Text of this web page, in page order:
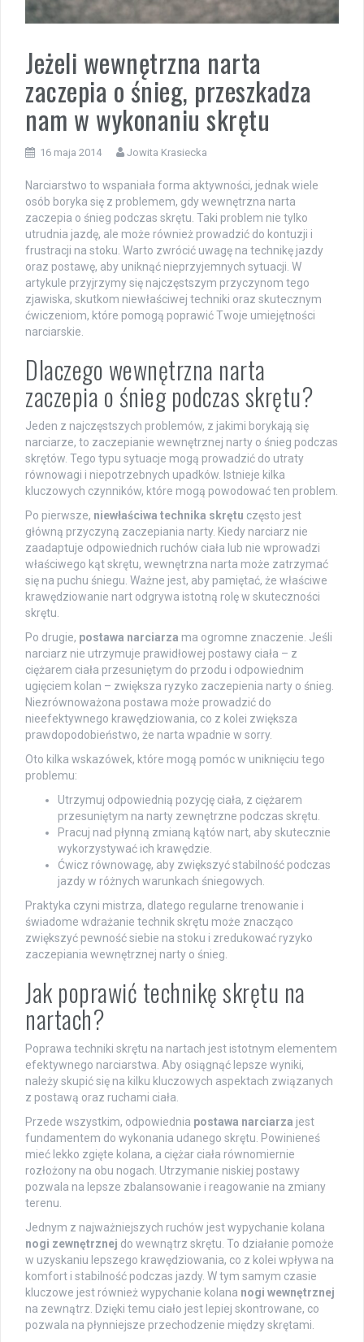
Jeżeli wewnętrzna narta
zaczepia o śnieg, przeszkadza
nam w wykonaniu skrętu
16 maja 2014 Jowita Krasiecka
Narciarstwo to wspaniała forma aktywności, jednak wiele
osób boryka się z problemem, gdy wewnętrzna narta
zaczepia o śnieg podczas skrętu. Taki problem nie tylko
utrudnia jazdę, ale może również prowadzić do kontuzji i
frustracji na stoku. Warto zwrócić uwagę na technikę jazdy
oraz postawę, aby uniknąć nieprzyjemnych sytuacji. W
artykule przyjrzymy się najczęstszym przyczynom tego
zjawiska, skutkom niewłaściwej techniki oraz skutecznym
ćwiczeniom, które pomogą poprawić Twoje umiejętności
narciarskie.
Dlaczego wewnętrzna narta
zaczepia o śnieg podczas skrętu?
Jeden z najczęstszych problemów, z jakimi borykają się
narciarze, to zaczepianie wewnętrznej narty o śnieg podczas
skrętów. Tego typu sytuacje mogą prowadzić do utraty
równowagi i niepotrzebnych upadków. Istnieje kilka
kluczowych czynników, które mogą powodować ten problem.
Po pierwsze, niewłaściwa technika skrętu często jest
główną przyczyną zaczepiania narty. Kiedy narciarz nie
zaadaptuje odpowiednich ruchów ciała lub nie wprowadzi
właściwego kąt skrętu, wewnętrzna narta może zatrzymać
się na puchu śniegu. Ważne jest, aby pamiętać, że właściwe
krawędziowanie nart odgrywa istotną rolę w skuteczności
skrętu.
Po drugie, postawa narciarza ma ogromne znaczenie. Jeśli
narciarz nie utrzymuje prawidłowej postawy ciała – z
ciężarem ciała przesuniętym do przodu i odpowiednim
ugięciem kolan – zwiększa ryzyko zaczepienia narty o śnieg.
Niezrównoważona postawa może prowadzić do
nieefektywnego krawędziowania, co z kolei zwiększa
prawdopodobieństwo, że narta wpadnie w sorry.
Oto kilka wskazówek, które mogą pomóc w uniknięciu tego
problemu:
Utrzymuj odpowiednią pozycję ciała, z ciężarem
przesuniętym na narty zewnętrzne podczas skrętu.
Pracuj nad płynną zmianą kątów nart, aby skutecznie
wykorzystywać ich krawędzie.
Ćwicz równowagę, aby zwiększyć stabilność podczas
jazdy w różnych warunkach śniegowych.
Praktyka czyni mistrza, dlatego regularne trenowanie i
świadome wdrażanie technik skrętu może znacząco
zwiększyć pewność siebie na stoku i zredukować ryzyko
zaczepiania wewnętrznej narty o śnieg.
Jak poprawić technikę skrętu na
nartach?
Poprawa techniki skrętu na nartach jest istotnym elementem
efektywnego narciarstwa. Aby osiągnąć lepsze wyniki,
należy skupić się na kilku kluczowych aspektach związanych
z postawą oraz ruchami ciała.
Przede wszystkim, odpowiednia postawa narciarza jest
fundamentem do wykonania udanego skrętu. Powinieneś
mieć lekko zgięte kolana, a ciężar ciała równomiernie
rozłożony na obu nogach. Utrzymanie niskiej postawy
pozwala na lepsze zbalansowanie i reagowanie na zmiany
terenu.
Jednym z najważniejszych ruchów jest wypychanie kolana
nogi zewnętrznej do wewnątrz skrętu. To działanie pomoże
w uzyskaniu lepszego krawędziowania, co z kolei wpływa na
komfort i stabilność podczas jazdy. W tym samym czasie
kluczowe jest również wypychanie kolana nogi wewnętrznej
na zewnątrz. Dzięki temu ciało jest lepiej skontrowane, co
pozwala na płynniejsze przechodzenie między skrętami.